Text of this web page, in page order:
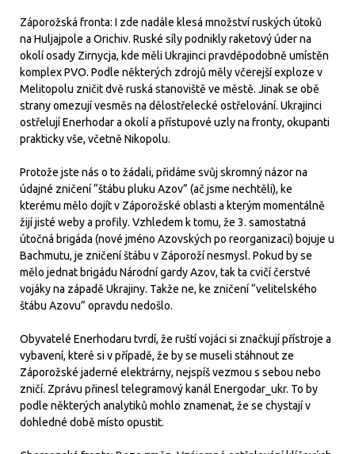
Záporožská fronta: I zde nadále klesá množství ruských útoků
na Huljajpole a Orichiv. Ruské síly podnikly raketový úder na
okolí osady Zirnycja, kde měli Ukrajinci pravděpodobně umístěn
komplex PVO. Podle některých zdrojů měly včerejší exploze v
Melitopolu zničit dvě ruská stanoviště ve městě. Jinak se obě
strany omezují vesměs na dělostřelecké ostřelování. Ukrajinci
ostřelují Enerhodar a okolí a přístupové uzly na fronty, okupanti
prakticky vše, včetně Nikopolu.
Protože jste nás o to žádali, přidáme svůj skromný názor na
údajné zničení “štábu pluku Azov” (ač jsme nechtěli), ke
kterému mělo dojít v Záporožské oblasti a kterým momentálně
žijí jisté weby a profily. Vzhledem k tomu, že 3. samostatná
útočná brigáda (nové jméno Azovských po reorganizaci) bojuje u
Bachmutu, je zničení štábu v Záporoží nesmysl. Pokud by se
mělo jednat brigádu Národní gardy Azov, tak ta cvičí čerstvé
vojáky na západě Ukrajiny. Takže ne, ke zničení “velitelského
štábu Azovu” opravdu nedošlo.
Obyvatelé Enerhodaru tvrdí, že ruští vojáci si značkují přístroje a
vybavení, které si v případě, že by se museli stáhnout ze
Záporožské jaderné elektrárny, nejspíš vezmou s sebou nebo
zničí. Zprávu přinesl telegramový kanál Energodar_ukr. To by
podle některých analytiků mohlo znamenat, že se chystají v
dohledné době místo opustit.